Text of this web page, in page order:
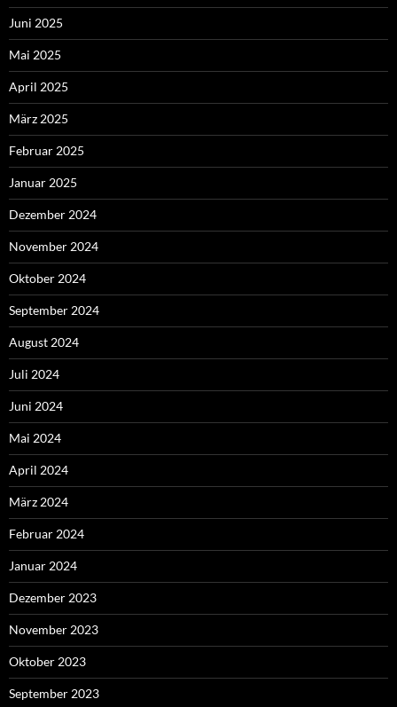
Juni 2025
Mai 2025
April 2025
März 2025
Februar 2025
Januar 2025
Dezember 2024
November 2024
Oktober 2024
September 2024
August 2024
Juli 2024
Juni 2024
Mai 2024
April 2024
März 2024
Februar 2024
Januar 2024
Dezember 2023
November 2023
Oktober 2023
September 2023